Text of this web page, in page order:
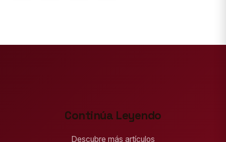
Continúa Leyendo
Descubre más artículos